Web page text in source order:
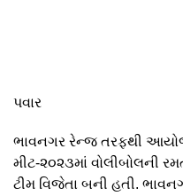
પવાર
ભાવનગર રેન્જ તરફથી
મીટ-૨૦૨૩માં વોલીબોલની
ટીમ વિજેતા બની હતી.